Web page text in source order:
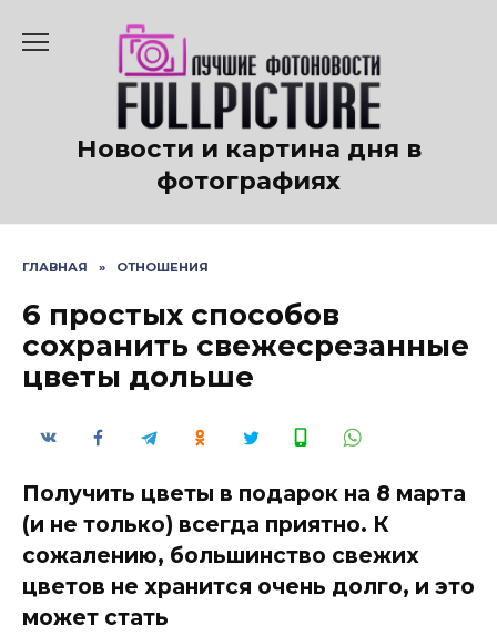
содержанию
Новости и картина дня в
фотографиях
ГЛАВНАЯ » ОТНОШЕНИЯ
6 простых способов
сохранить свежесрезанные
цветы дольше
Получить цветы в подарок на 8 марта
(и не только) всегда приятно. К
сожалению, большинство свежих
цветов не хранится очень долго, и это
может стать